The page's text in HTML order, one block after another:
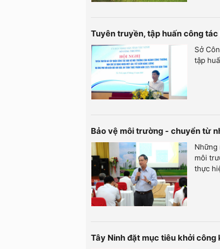
Tuyên truyền, tập huấn công
Sở
tập
Bảo vệ môi trường - chuyển từ
Những
môi
thực
Tây Ninh đặt mục tiêu khởi